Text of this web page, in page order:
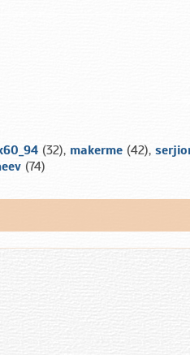
(32), makerme (42),
(74)